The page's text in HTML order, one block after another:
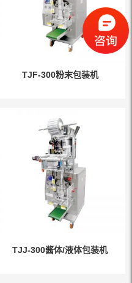
TJF-300粉末包装机
TJJ-300酱体/液体包装机